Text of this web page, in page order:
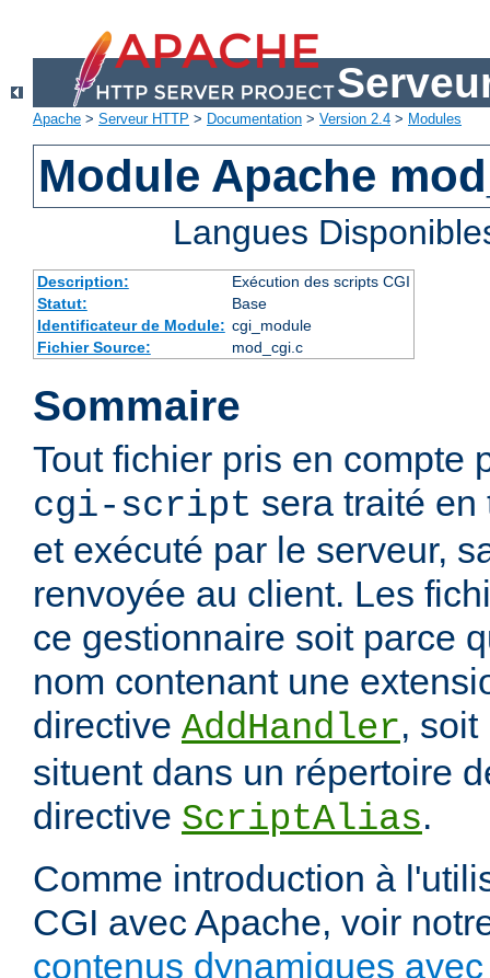
Apache > Serveur HTTP > Documentation > Version 2.4 > Modules
Module Apache
Langues
Description:
Exécution des scripts CGI
Statut:
Base
Identificateur de Module: cgi_module
Fichier Source:
mod_cgi.c
Sommaire
Tout fichier pris en compte
cgi-script sera traité en
et exécuté par le serveur,
renvoyée au client. Les
ce gestionnaire soit parce
nom contenant une
directive AddHandler,
situent dans un répertoire
directive ScriptAlias.
Comme introduction à
CGI avec Apache, voir
contenus dynamiques